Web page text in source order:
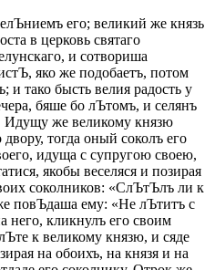
его; великий же князь
в церковь святаго
и сотвориша
яко же подобаетъ, потом
и тако бысть велия радость у
бяше бо лЪтомъ, и селянъ
Идущу же великому князю
тогда оный соколъ его
идуща с супругою своею,
якобы веселяся и позирая
соколников: «СлЪтЪлъ ли к
повЪдаша ему: «Не лЪтитъ с
него, кликнулъ его своим
к великому князю, и сяде
на обоихъ, на князя и на